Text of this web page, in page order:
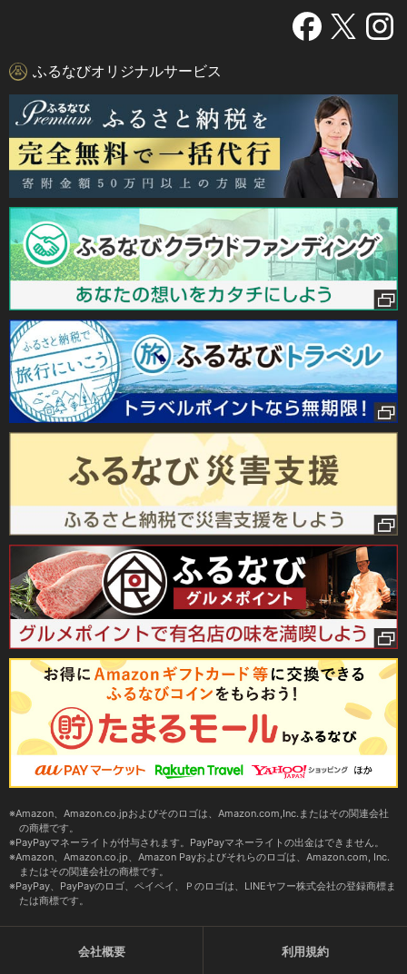
ふるなびオリジナルサービス
Amazon、Amazon.co.jpおよびそのロゴは、Amazon.com,Inc.またはその関連会社
の商標です。
PayPayマネーライトが付与されます。PayPayマネーライトの出金はできません。
Amazon、Amazon.co.jp、Amazon Payおよびそれらのロゴは、Amazon.com, Inc.
またはその関連会社の商標です。
PayPay、PayPayのロゴ、ペイペイ、Ｐのロゴは、LINEヤフー株式会社の登録商標ま
たは商標です。
会社概要 利用規約